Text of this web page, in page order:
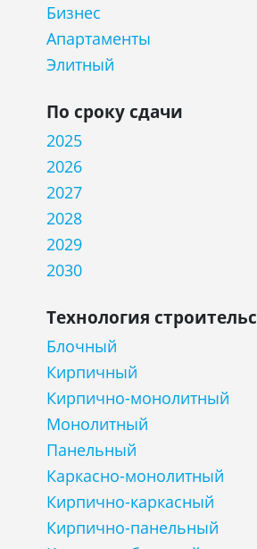
Бизнес
Апартаменты
Элитный
По сроку сдачи
2025
2026
2027
2028
2029
2030
Технология
Блочный
Кирпичный
Кирпично-монолитный
Монолитный
Панельный
Каркасно-монолитный
Кирпично-каркасный
Кирпично-панельный